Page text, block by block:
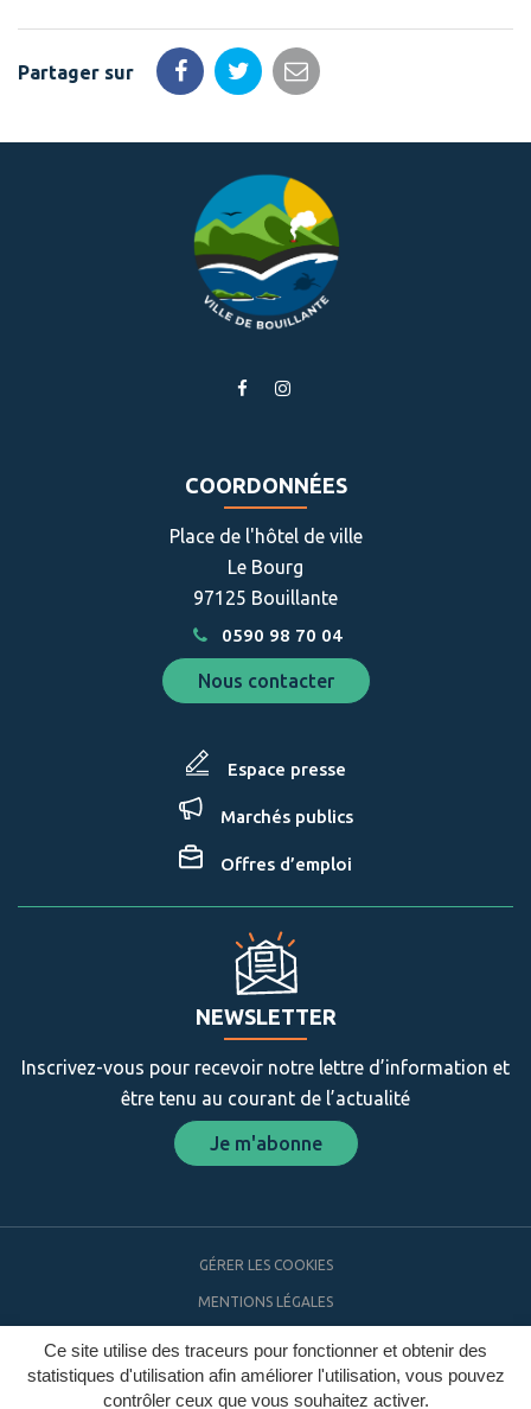
Ce site utilise des traceurs pour fonctionner et obtenir des
statistiques d'utilisation afin améliorer l'utilisation, vous pouvez
contrôler ceux que vous souhaitez activer.
Partager sur
Partager
Facebook
Partager
Twitter
Partager
email
Lien
compte
Facebook
compte
Instagram
COORDONNÉES
Place de l'hôtel de ville
Le Bourg
97125 Bouillante
0590 98 70 04
Nous contacter
Espace presse
Marchés publics
Offres d’emploi
NEWSLETTER
Inscrivez-vous pour recevoir notre lettre d’information et
être tenu au courant de l’actualité
Je m'abonne
GÉRER LES COOKIES
MENTIONS LÉGALES
ACCESSIBILITÉ